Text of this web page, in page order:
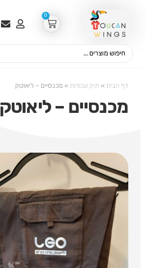
0
דף הבית » תיק עבודות » מכנסיים – ליאוטק
מכנסיים – ליאוטק